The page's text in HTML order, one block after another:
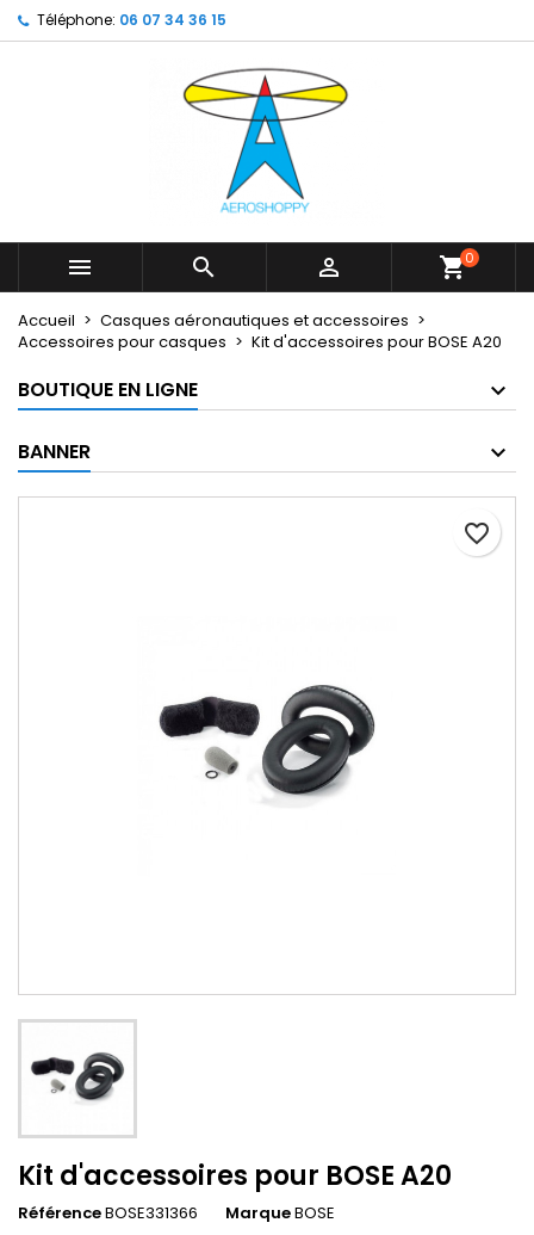
Téléphone: 06 07 34 36 15
   shopping_cart0
Accueil
Casques aéronautiques et accessoires
Accessoires pour casques
Kit d'accessoires pour BOSE A20
BOUTIQUE EN LIGNE
BANNER
Kit d'accessoires pour BOSE A20
RéférenceBOSE331366 MarqueBOSE
favorite_border
My wishlists ×
Create new list
Créer une liste d'envies ×
Nom de la liste d'envies
Connexion ×
Vous devez être connecté pour ajouter des produits
Annuler